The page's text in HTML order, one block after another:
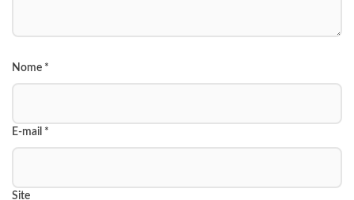
Nome *
E-mail *
Site